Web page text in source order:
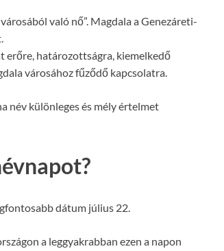
való nő”. Magdala a Genezáreti-
erőre, határozottságra, kiemelkedő
városához fűződő kapcsolatra.
név különleges és mély értelmet
dátum július 22.
a leggyakrabban ezen a napon